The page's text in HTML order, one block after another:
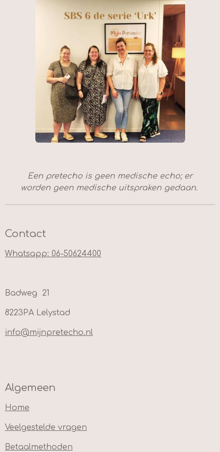
Een pretecho is geen medische echo; er
worden geen medische uitspraken gedaan.
Contact
Whatsapp: 06-50624400
Badweg 21
8223PA Lelystad
info@mijnpretecho.nl
Algemeen
Home
Veelgestelde vragen
Betaalmethoden